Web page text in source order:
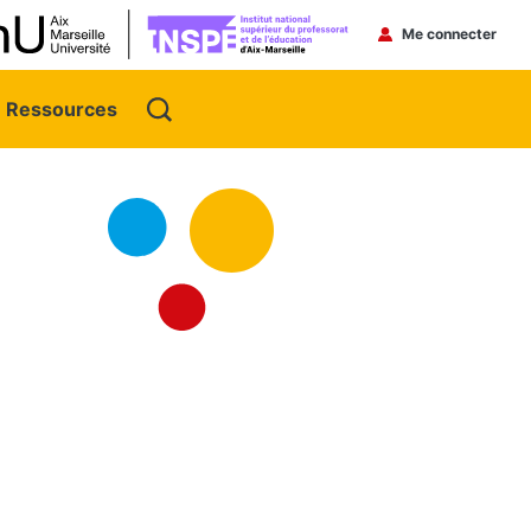
Menu
Me connecter
Ressources